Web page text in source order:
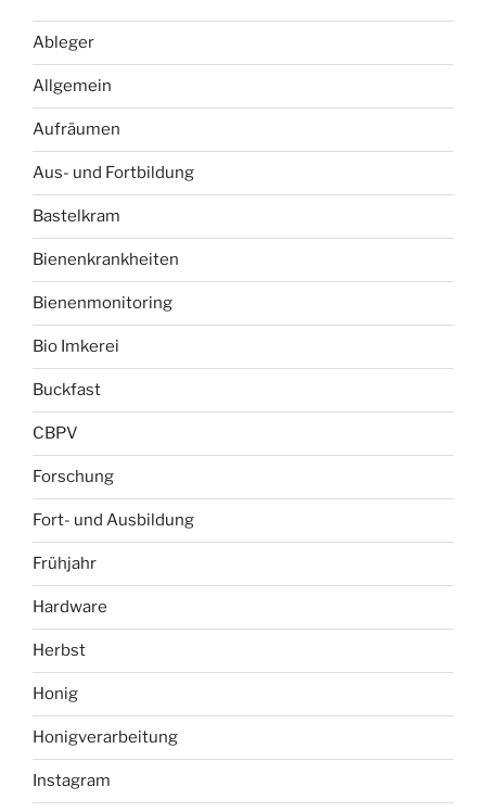
Ableger
Allgemein
Aufräumen
Aus- und Fortbildung
Bastelkram
Bienenkrankheiten
Bienenmonitoring
Bio Imkerei
Buckfast
CBPV
Forschung
Fort- und Ausbildung
Frühjahr
Hardware
Herbst
Honig
Honigverarbeitung
Instagram